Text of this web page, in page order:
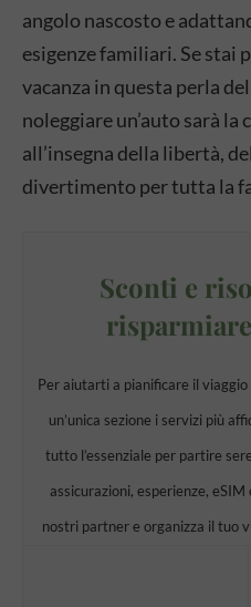
angolo nascosto e
esigenze familiari. Se stai
vacanza in questa perla
noleggiare un’auto sarà la
all’insegna della libertà,
divertimento per tutta la
Sconti e
Per aiutarti a pianificare il
un’unica sezione i servizi più
tutto l’essenziale per partire
assicurazioni, esperienze,
nostri partner e organizza il tuo